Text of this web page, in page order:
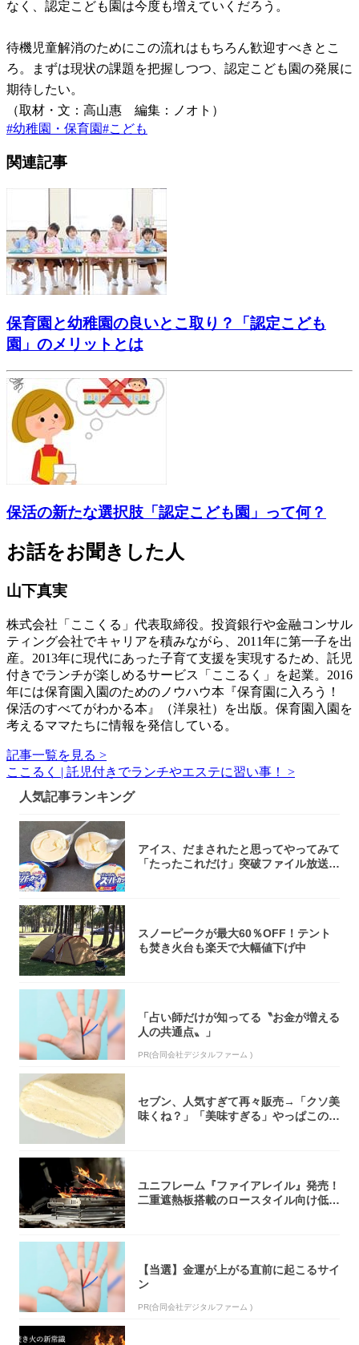
なく、認定こども園は今度も増えていくだろう。
待機児童解消のためにこの流れはもちろん歓迎すべきとこ
ろ。まずは現状の課題を把握しつつ、認定こども園の発展に
期待したい。
（取材・文：高山惠 編集：ノオト）
#幼稚園・保育園#こども
関連記事
保育園と幼稚園の良いとこ取り？「認定こども
園」のメリットとは
保活の新たな選択肢「認定こども園」って何？
お話をお聞きした人
山下真実
株式会社「ここくる」代表取締役。投資銀行や金融コンサル
ティング会社でキャリアを積みながら、2011年に第一子を出
産。2013年に現代にあった子育て支援を実現するため、託児
付きでランチが楽しめるサービス「ここるく」を起業。2016
年には保育園入園のためのノウハウ本『保育園に入ろう！
保活のすべてがわかる本』（洋泉社）を出版。保育園入園を
考えるママたちに情報を発信している。
記事一覧を見る >
ここるく | 託児付きでランチやエステに習い事！ >
人気記事ランキング
アイス、だまされたと思ってやってみて
「たったこれだけ」突破ファイル放送で
スノーピークが最大60％OFF！テント
も焚き火台も楽天で大幅値下げ中
「占い師だけが知ってる〝お金が増える
人の共通点〟」
PR(合同会社デジタルファーム )
セブン、人気すぎて再々販売→「クソ美
味くね？」「美味すぎる」やっぱこのク
ユニフレーム『ファイアレイル』発売！
二重遮熱板搭載のロースタイル向け低型
【当選】金運が上がる直前に起こるサイ
ン
PR(合同会社デジタルファーム )